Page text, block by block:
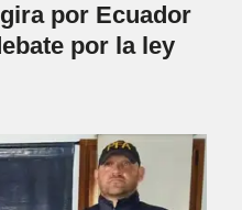
por Ecuador
por la ley